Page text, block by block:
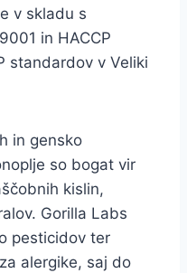
v skladu s
in HACCP
standardov v Veliki
in gensko
so bogat vir
kislin,
Gorilla Labs
pesticidov ter
alergike, saj do